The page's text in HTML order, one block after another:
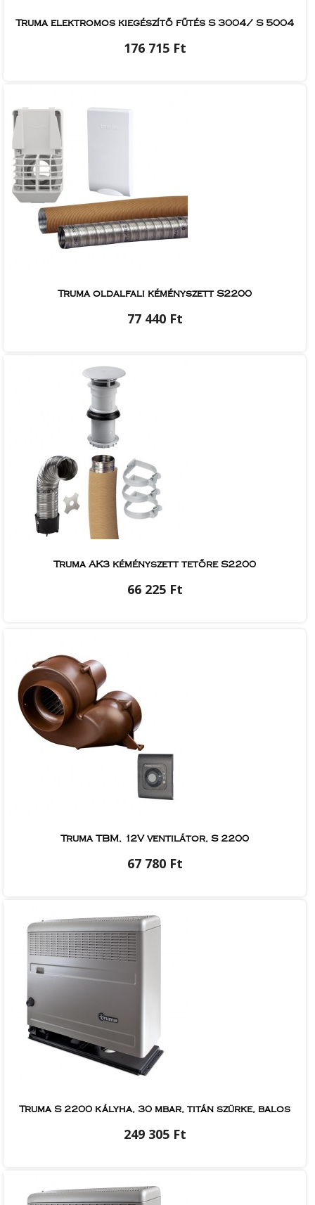
Truma elektromos kiegészítő fűtés S 3004/ S 5004
176 715 Ft
Truma oldalfali kéményszett S2200
77 440 Ft
Truma AK3 kéményszett tetőre S2200
66 225 Ft
Truma TBM, 12V ventilátor, S 2200
67 780 Ft
Truma S 2200 kályha, 30 mbar, titán szürke, balos
249 305 Ft